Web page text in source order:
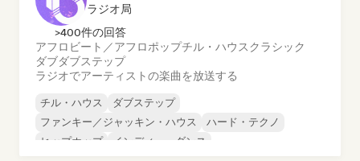
ラジオ局
>400件の回答
アフロビート／アフロポップチル・ハウスクラシック
ダブダブステップ
ラジオでアーティストの楽曲を放送する
チル・ハウス
ダブステップ
ファンキー／ジャッキン・ハウス
ハード・テクノ
ヒップホップ
インディー・ダンス